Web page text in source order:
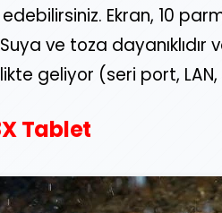
Ekran, 10
ve toza
geliyor (seri port, LAN,
Tablet